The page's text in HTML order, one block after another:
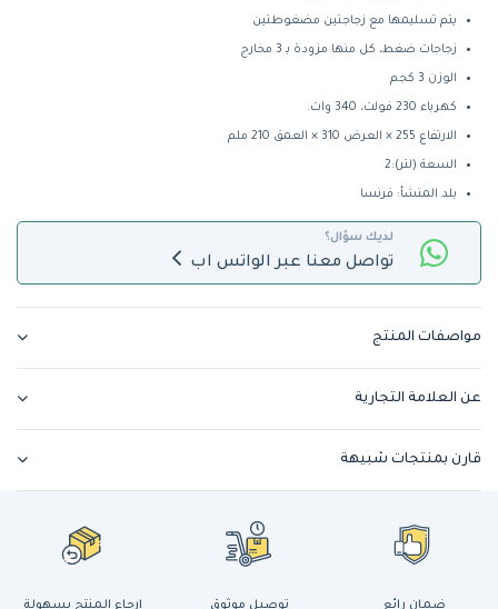
يتم تسليمها مع زجاجتين مضغوطتين
زجاجات ضغط، كل منها مزودة بـ 3 مخارج
الوزن 3 كجم
كهرباء 230 فولت، 340 وات.
الارتفاع 255 × العرض 310 × العمق 210 ملم
السعة (لتر):2
بلد المنشأ: فرنسا
لديك سؤال؟
تواصل معنا عبر الواتس اب
مواصفات المنتج
عن العلامة التجارية
قارن بمنتجات شبيهة
ضمان رائع توصيل موثوق إرجاع المنتج بسهولة